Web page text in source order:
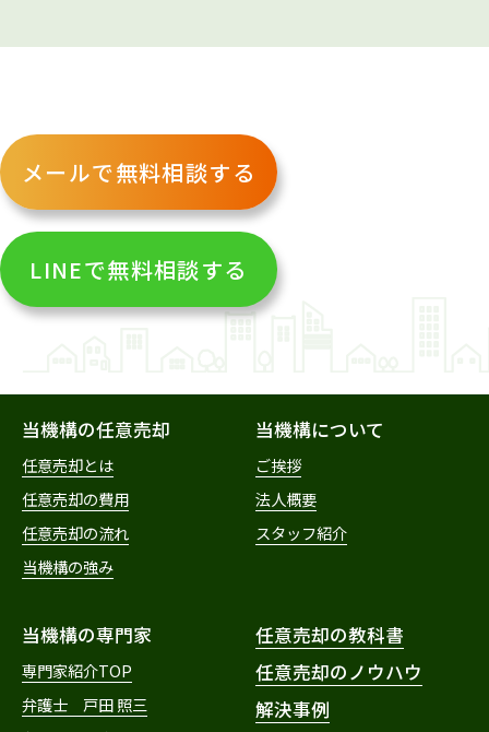
メールで無料相談する
LINEで無料相談する
当機構の任意売却
任意売却とは
任意売却の費用
任意売却の流れ
当機構の強み
当機構について
ご挨拶
法人概要
スタッフ紹介
当機構の専門家
専門家紹介TOP
弁護士 戸田 照三
任意売却の教科書
任意売却のノウハウ
解決事例